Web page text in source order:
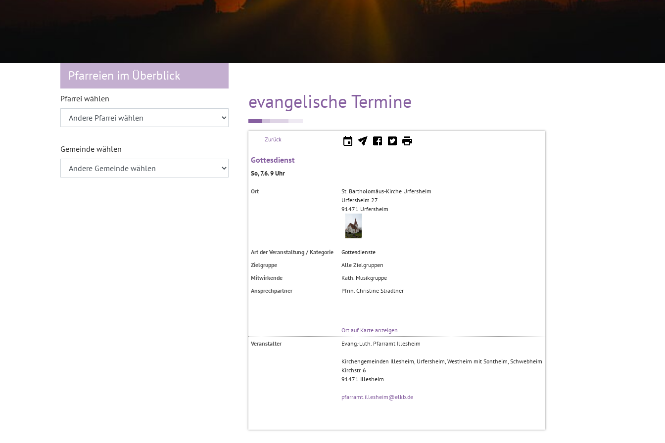
Pfarreien im Überblick
Pfarrei wählen
Gemeinde wählen
evangelische Termine
Zurück
Gottesdienst
So, 7.6. 9 Uhr
Ort
St. Bartholomäus-Kirche Urfersheim
Urfersheim 27
91471 Urfersheim
Art der Veranstaltung / Kategorie
Gottesdienste
Zielgruppe
Alle Zielgruppen
Mitwirkende
Kath. Musikgruppe
Ansprechpartner
Pfrin. Christine Stradtner
Ort auf Karte anzeigen
Veranstalter
Evang.-Luth. Pfarramt Illesheim
Kirchengemeinden Illesheim, Urfersheim, Westheim mit Sontheim, Schwebheim
Kirchstr. 6
91471 Illesheim
pfarramt.illesheim@elkb.de